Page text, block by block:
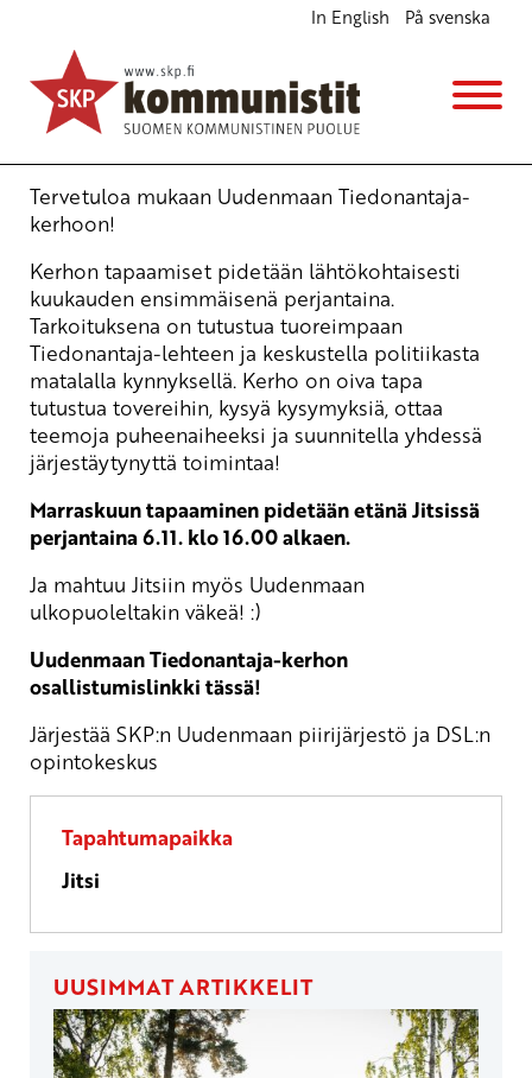
In English På svenska
Uudenmaan Tiedonantaja-kerho
Opintokerho
pe 6.11.2026 klo16:00
Tervetuloa mukaan Uudenmaan Tiedonantaja-
kerhoon!
Kerhon tapaamiset pidetään lähtökohtaisesti
kuukauden ensimmäisenä perjantaina.
Tarkoituksena on tutustua tuoreimpaan
Tiedonantaja-lehteen ja keskustella politiikasta
matalalla kynnyksellä. Kerho on oiva tapa
tutustua tovereihin, kysyä kysymyksiä, ottaa
teemoja puheenaiheeksi ja suunnitella yhdessä
järjestäytynyttä toimintaa!
Marraskuun tapaaminen pidetään etänä Jitsissä
perjantaina 6.11. klo 16.00 alkaen.
Ja mahtuu Jitsiin myös Uudenmaan
ulkopuoleltakin väkeä! :)
Uudenmaan Tiedonantaja-kerhon
osallistumislinkki tässä!
Järjestää SKP:n Uudenmaan piirijärjestö ja DSL:n
opintokeskus
Tapahtumapaikka
Jitsi
UUSIMMAT ARTIKKELIT